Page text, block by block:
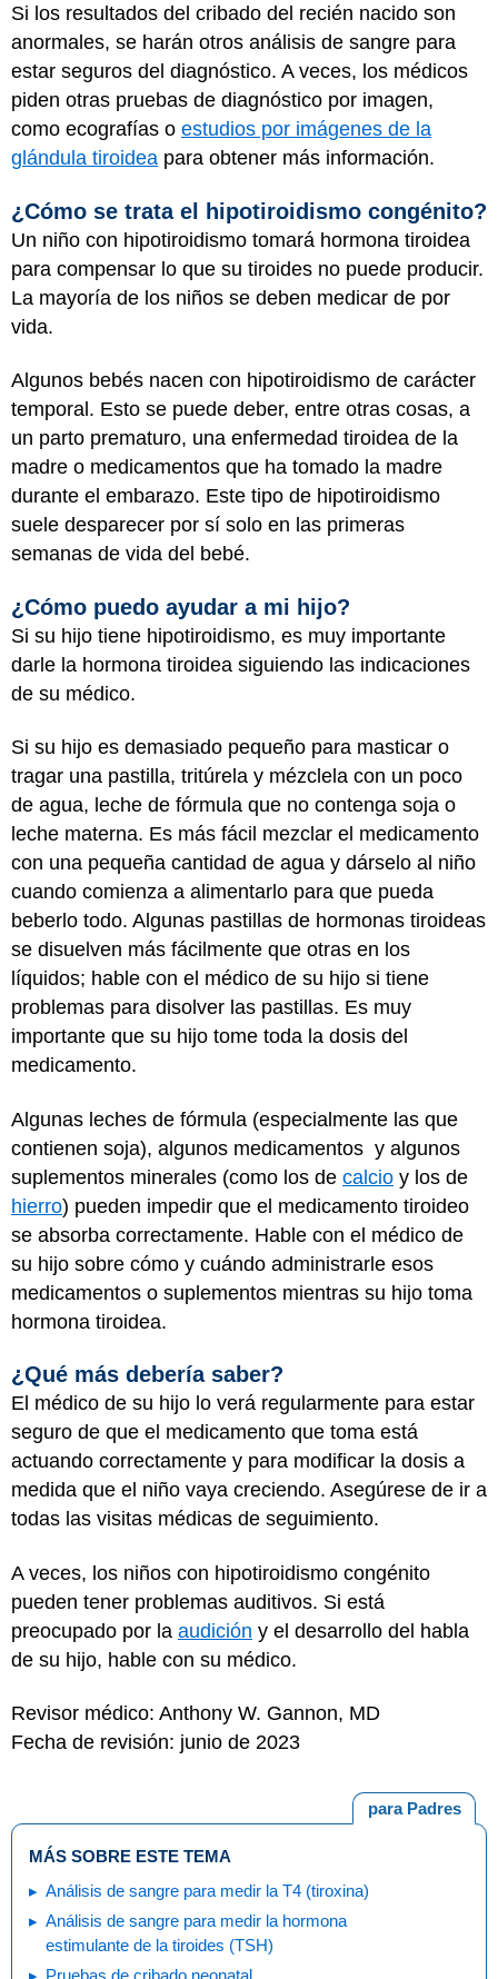
Si los resultados del cribado del recién nacido son
anormales, se harán otros análisis de sangre para
estar seguros del diagnóstico. A veces, los médicos
piden otras pruebas de diagnóstico por imagen,
como ecografías o estudios por imágenes de la
glándula tiroidea para obtener más información.
¿Cómo se trata el hipotiroidismo congénito?
Un niño con hipotiroidismo tomará hormona tiroidea
para compensar lo que su tiroides no puede producir.
La mayoría de los niños se deben medicar de por
vida.
Algunos bebés nacen con hipotiroidismo de carácter
temporal. Esto se puede deber, entre otras cosas, a
un parto prematuro, una enfermedad tiroidea de la
madre o medicamentos que ha tomado la madre
durante el embarazo. Este tipo de hipotiroidismo
suele desparecer por sí solo en las primeras
semanas de vida del bebé.
¿Cómo puedo ayudar a mi hijo?
Si su hijo tiene hipotiroidismo, es muy importante
darle la hormona tiroidea siguiendo las indicaciones
de su médico.
Si su hijo es demasiado pequeño para masticar o
tragar una pastilla, tritúrela y mézclela con un poco
de agua, leche de fórmula que no contenga soja o
leche materna. Es más fácil mezclar el medicamento
con una pequeña cantidad de agua y dárselo al niño
cuando comienza a alimentarlo para que pueda
beberlo todo. Algunas pastillas de hormonas tiroideas
se disuelven más fácilmente que otras en los
líquidos; hable con el médico de su hijo si tiene
problemas para disolver las pastillas. Es muy
importante que su hijo tome toda la dosis del
medicamento.
Algunas leches de fórmula (especialmente las que
contienen soja), algunos medicamentos y algunos
suplementos minerales (como los de calcio y los de
hierro) pueden impedir que el medicamento tiroideo
se absorba correctamente. Hable con el médico de
su hijo sobre cómo y cuándo administrarle esos
medicamentos o suplementos mientras su hijo toma
hormona tiroidea.
¿Qué más debería saber?
El médico de su hijo lo verá regularmente para estar
seguro de que el medicamento que toma está
actuando correctamente y para modificar la dosis a
medida que el niño vaya creciendo. Asegúrese de ir a
todas las visitas médicas de seguimiento.
A veces, los niños con hipotiroidismo congénito
pueden tener problemas auditivos. Si está
preocupado por la audición y el desarrollo del habla
de su hijo, hable con su médico.
Revisor médico: Anthony W. Gannon, MD
Fecha de revisión: junio de 2023
para Padres
MÁS SOBRE ESTE TEMA
Análisis de sangre para medir la T4 (tiroxina)
Análisis de sangre para medir la hormona
estimulante de la tiroides (TSH)
Pruebas de cribado neonatal